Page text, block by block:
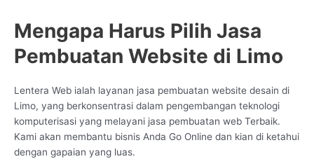
Mengapa Harus Pilih Jasa
Pembuatan Website di Limo
Lentera Web ialah layanan jasa pembuatan website desain di
Limo, yang berkonsentrasi dalam pengembangan teknologi
komputerisasi yang melayani jasa pembuatan web Terbaik.
Kami akan membantu bisnis Anda Go Online dan kian di ketahui
dengan gapaian yang luas.